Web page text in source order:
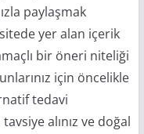
paylaşmak
yer alan içerik
bir öneri niteliği
için öncelikle
tedavi
alınız ve doğal